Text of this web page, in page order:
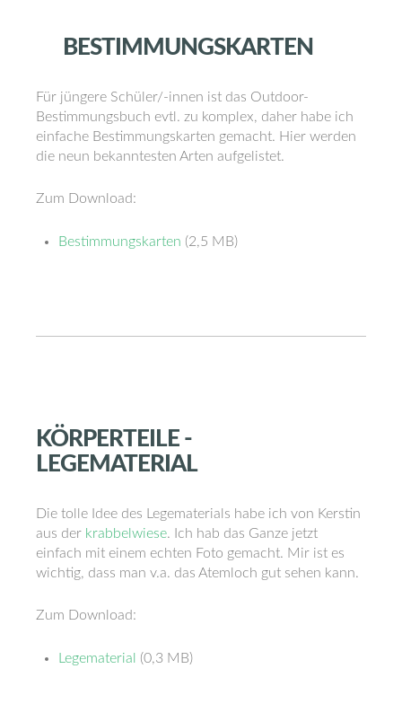
BESTIMMUNGSKARTEN
Für jüngere Schüler/-innen ist das Outdoor-
Bestimmungsbuch evtl. zu komplex, daher habe ich
einfache Bestimmungskarten gemacht. Hier werden
die neun bekanntesten Arten aufgelistet.
Zum Download:
Bestimmungskarten (2,5 MB)
KÖRPERTEILE -
LEGEMATERIAL
Die tolle Idee des Legematerials habe ich von Kerstin
aus der krabbelwiese. Ich hab das Ganze jetzt
einfach mit einem echten Foto gemacht. Mir ist es
wichtig, dass man v.a. das Atemloch gut sehen kann.
Zum Download:
Legematerial (0,3 MB)